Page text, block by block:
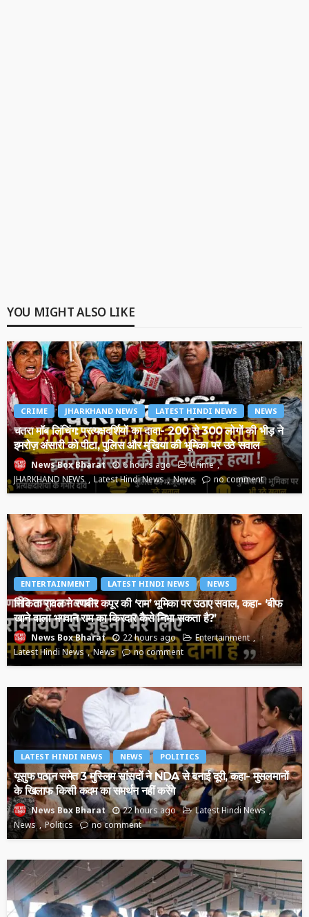
YOU MIGHT ALSO LIKE
CRIME JHARKHAND NEWS LATEST HINDI NEWS NEWS
चतरा मॉब लिंचिंग: प्रत्यक्षदर्शियों का दावा- 200 से 300 लोगों की भीड़ ने
इमरोज़ अंसारी को पीटा, पुलिस और मुखिया की भूमिका पर उठे सवाल
News Box Bharat 6 hours ago
Crime
JHARKHAND NEWS
Latest Hindi News News no comment
ENTERTAINMENT LATEST HINDI NEWS NEWS
निकिता रावल ने रणबीर कपूर की ‘राम’ भूमिका पर उठाए सवाल, कहा- ‘बीफ
खाने वाला भगवान राम का किरदार कैसे निभा सकता है?’
News Box Bharat 22 hours ago
Entertainment
Latest Hindi News
News no comment
LATEST HINDI NEWS NEWS POLITICS
यूसुफ पठान समेत 3 मुस्लिम सांसदों ने NDA से बनाई दूरी, कहा- मुसलमानों
के खिलाफ किसी कदम का समर्थन नहीं करेंगे
News Box Bharat 22 hours ago
Latest Hindi News
News
Politics no comment